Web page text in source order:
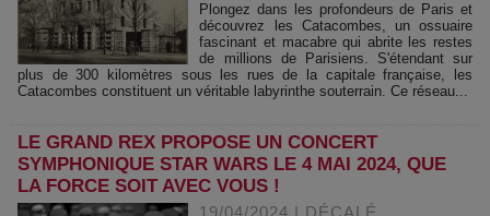
Plongez dans les profondeurs de Paris et
découvrez les Catacombes, un ossuaire
fascinant et macabre qui abrite les restes
de millions de Parisiens. S'étendant sur
plus de 300 kilomètres sous les rues de la capitale française, les
Catacombes constituent un véritable labyrinthe souterrain. Ce réseau...
LE GRAND REX PROPOSE UN CONCERT
SYMPHONIQUE STAR WARS LE 4 MAI 2024, QUE
LA FORCE SOIT AVEC VOUS !
19/04/2024 | DÉCALÉ